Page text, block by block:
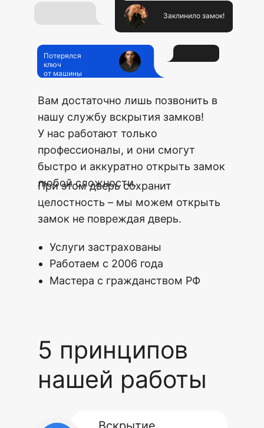
Работаем с 2006 года
Мастера с гражданством РФ
Услуги застрахованы
Вам достаточно лишь позвонить в
нашу службу вскрытия замков!
У нас работают только
профессионалы, и они смогут
быстро и аккуратно открыть замок
любой сложности.
При этом дверь сохранит
целостность – мы можем открыть
замок не повреждая дверь.
Заклинило замок!
Потерялся
ключ
от машины
5 принципов
нашей работы